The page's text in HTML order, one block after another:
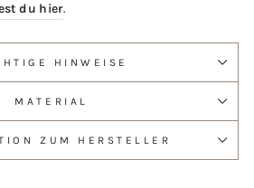
du hier.
HINWEISE
MATERIAL
ZUM HERSTELLER